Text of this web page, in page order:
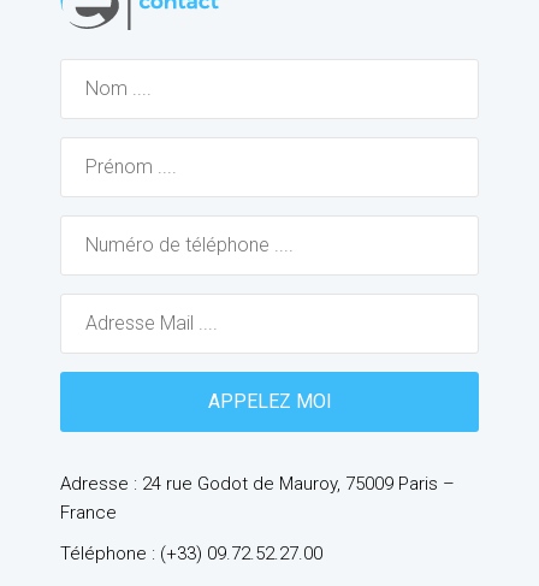
Adresse : 24 rue Godot de Mauroy, 75009 Paris –
France
Téléphone : (+33) 09.72.52.27.00